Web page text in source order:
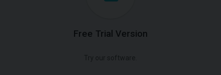
Free Trial Version